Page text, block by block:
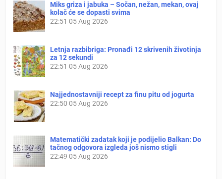
Miks griza i jabuka – Sočan, nežan, mekan, ovaj
kolač će se dopasti svima
22:51 05 Aug 2026
Letnja razbibriga: Pronađi 12 skrivenih životinja
za 12 sekundi
22:51 05 Aug 2026
Najjednostavniji recept za finu pitu od jogurta
22:50 05 Aug 2026
Matematički zadatak koji je podijelio Balkan: Do
tačnog odgovora izgleda još nismo stigli
22:49 05 Aug 2026